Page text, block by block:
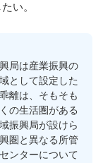
い。
局は産業振興の
として設定した
離は、そもそも
の生活圏がある
振興局が設けら
圏と異なる所管
ンターについて